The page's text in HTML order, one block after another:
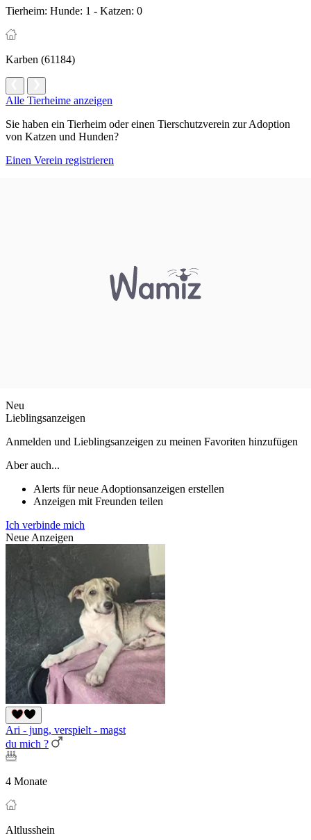
Tierheim: Hunde: 1 - Katzen: 0
Karben (61184)
Alle Tierheime anzeigen
Sie haben ein Tierheim oder einen Tierschutzverein zur Adoption
von Katzen und Hunden?
Einen Verein registrieren
Neu
Lieblingsanzeigen
Anmelden und Lieblingsanzeigen zu meinen Favoriten hinzufügen
Aber auch...
Alerts für neue Adoptionsanzeigen erstellen
Anzeigen mit Freunden teilen
Ich verbinde mich
Neue Anzeigen
Ari - jung, verspielt - magst
du mich ?
4 Monate
Altlusshein